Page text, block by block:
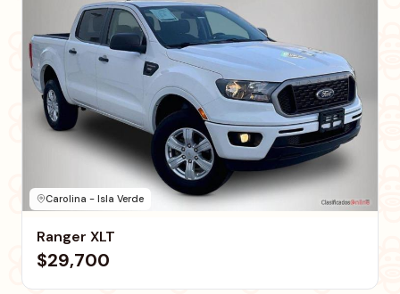
Carolina - Isla Verde
Ranger XLT
$29,700